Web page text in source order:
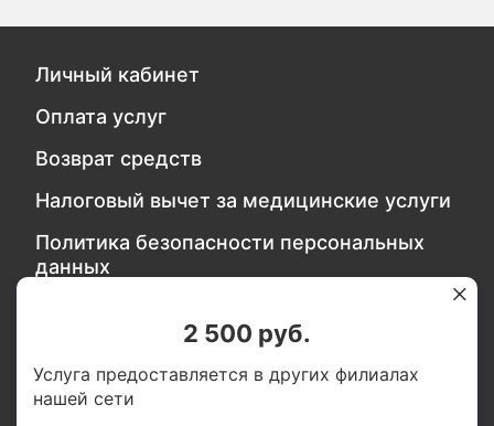
2 500 руб.
Услуга предоставляется в других филиалах
нашей сети
Личный кабинет
Оплата услуг
Возврат средств
Налоговый вычет за медицинские услуги
Политика безопасности персональных
данных
Обратитесь в службу качества